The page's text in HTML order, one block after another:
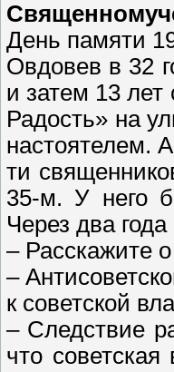
День памяти
Овдовев в 32
и затем 13
Радость» на
настоятелем.
ти
35-м. У него
Через два
– Расскажите
–
к советской
– Следствие
что